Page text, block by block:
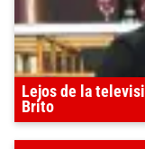
Lejos de la
Brito